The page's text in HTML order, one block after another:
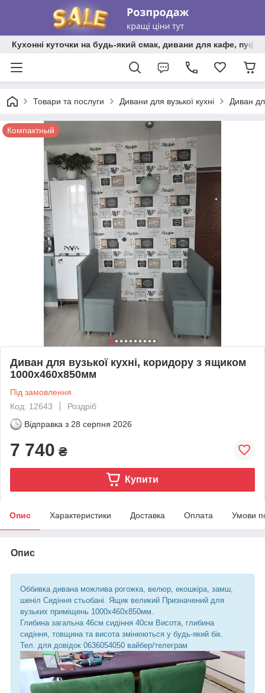
Кухонні куточки на будь-який смак, дивани для кафе,
Товари та послуги Дивани для вузької кухні Диван
Компактный
Диван для вузької кухні, коридору з ящиком
1000х460х850мм
Під замовлення
Код: 12643
Роздріб
Відправка з 28 серпня 2026
7 740 ₴
Купити
Опис Характеристики Доставка Оплата Умови
Опис
Оббивка дивана можлива рогожка, велюр, екошкіра, замш,
шеніл Сидіння стьобані. Ящик великий Призначений для
вузьких приміщень 1000х460х850мм.
Глибина загальна 46см сидіння 40см Висота, глибина
сидіння, товщина та висота змінюються у будь-який бік.
Тел. для довідок 0636054050 вайбер/телеграм